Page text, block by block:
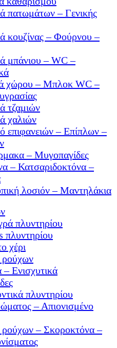
πατωμάτων – Γενικής
κουζίνας – Φούρνου –
μπάνιου – WC –
χώρου – Μπλοκ WC –
τζαμιών
χαλιών
επιφανειών – Επίπλων –
– Μυγοπαγίδες
– Κατσαριδοκτόνα –
λοσιόν – Μαντηλάκια
πλυντηρίου
πλυντηρίου
χέρι
Ενισχυτικά
πλυντηρίου
– Απιονισμένο
– Σκοροκτόνα –